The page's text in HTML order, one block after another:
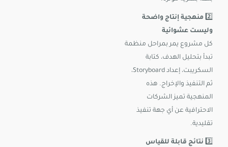
2️⃣ منهجية إنتاج واضحة
وليست عشوائية
كل مشروع يمر بمراحل منظمة
تبدأ بتحليل الهدف، كتابة
السكريبت، إعداد Storyboard،
ثم التنفيذ والإخراج. هذه
المنهجية تميز الشركات
الاحترافية عن أي جهة تنفيذ
تقليدية.
3️⃣ نتائج قابلة للقياس